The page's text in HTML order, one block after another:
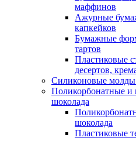
маффинов
Ажурные
капкейков
Бумажные
тартов
Пластиковые
десертов,
Силиконовые молды
Поликорбонатные и
шоколада
шоколада
Пластиковые